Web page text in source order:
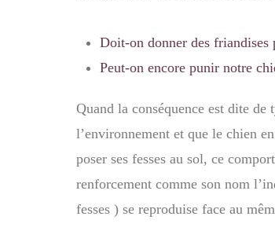
Doit-on donner des friandises
Peut-on encore punir notre
Quand la conséquence est dite de
l’environnement et que le chien
poser ses fesses au sol, ce
renforcement comme son nom
fesses ) se reproduise face au